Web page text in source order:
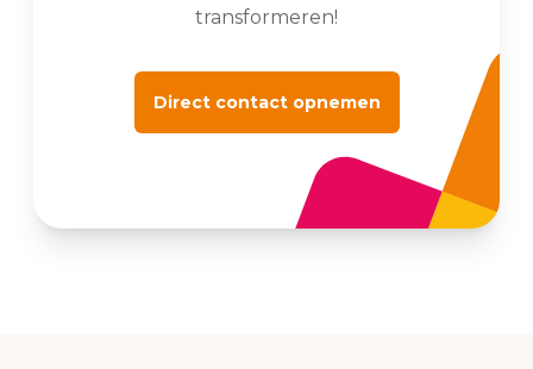
transformeren!
Direct contact opnemen